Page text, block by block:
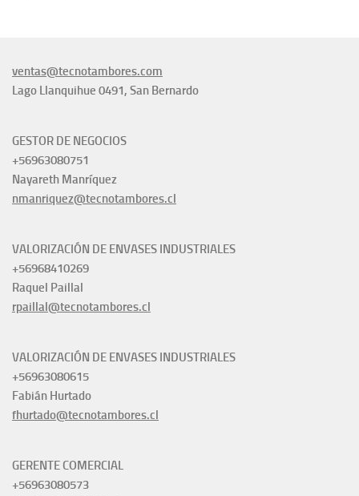
ventas@tecnotambores.com
Lago Llanquihue 0491, San Bernardo
GESTOR DE NEGOCIOS
+56963080751
Nayareth Manríquez
nmanriquez@tecnotambores.cl
VALORIZACIÓN DE ENVASES INDUSTRIALES
+56968410269
Raquel Paillal
rpaillal@tecnotambores.cl
VALORIZACIÓN DE ENVASES INDUSTRIALES
+56963080615
Fabián Hurtado
fhurtado@tecnotambores.cl
GERENTE COMERCIAL
+56963080573